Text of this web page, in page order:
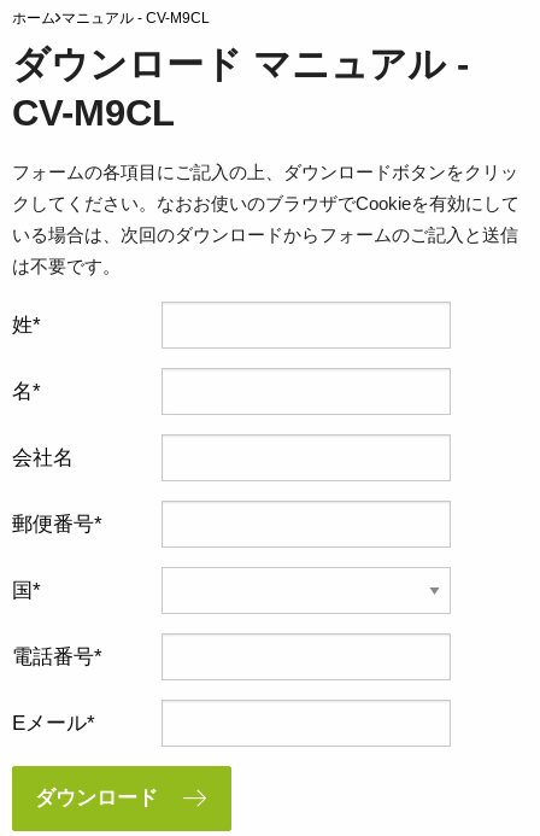
ホーム マニュアル - CV-M9CL
ダウンロード マニュアル -
CV-M9CL
フォームの各項目にご記入の上、ダウンロードボタンをクリッ
クしてください。なおお使いのブラウザでCookieを有効にして
いる場合は、次回のダウンロードからフォームのご記入と送信
は不要です。
姓
名
会社名
郵便番号
国
電話番号
Eメール
ダウンロード